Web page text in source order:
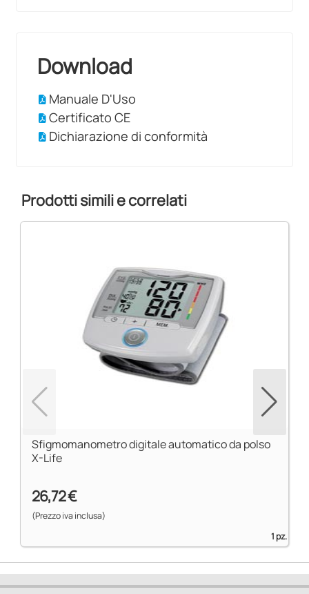
Download
Manuale D'Uso
Certificato CE
Dichiarazione di conformità
Prodotti simili e correlati
Sfigmomanometro digitale automatico da polso
X-Life
26,72 €
(Prezzo iva inclusa)
1 pz.